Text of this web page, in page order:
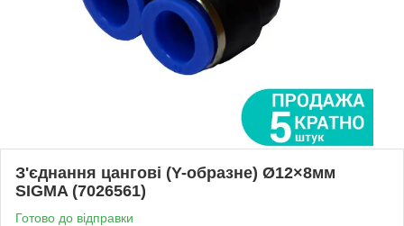
З'єднання цангові (Y-образне) Ø12×8мм
SIGMA (7026561)
Готово до відправки